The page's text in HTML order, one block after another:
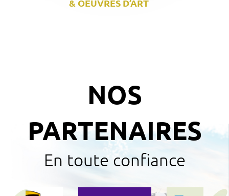
& OEUVRES D’ART
NOS
PARTENAIRES
En toute confiance